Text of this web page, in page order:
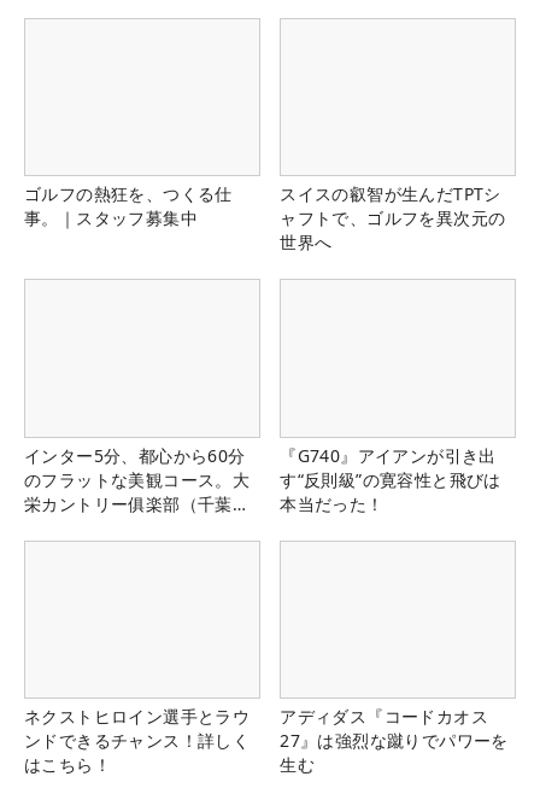
ゴルフの熱狂を、つくる仕
事。｜スタッフ募集中
スイスの叡智が生んだTPTシ
ャフトで、ゴルフを異次元の
世界へ
インター5分、都心から60分
のフラットな美観コース。大
栄カントリー俱楽部（千葉
『G740』アイアンが引き出
す“反則級”の寛容性と飛びは
本当だった！
ネクストヒロイン選手とラウ
ンドできるチャンス！詳しく
はこちら！
アディダス『コードカオス
27』は強烈な蹴りでパワーを
生む